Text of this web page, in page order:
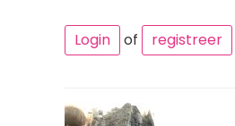
Login of registreer